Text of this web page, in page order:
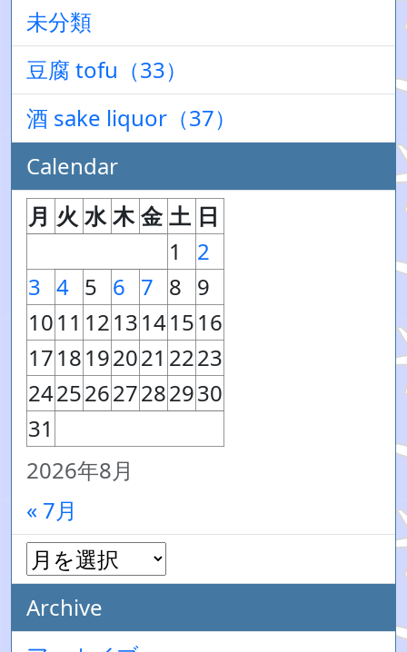
未分類
豆腐 tofu（33）
酒 sake liquor（37）
Calendar
2026年8月
月 火 水 木 金 土 日
1
2
3 4 5 6 7 8 9
1011 1213141516
1718192021 2223
24252627282930
31
« 7月
Archive